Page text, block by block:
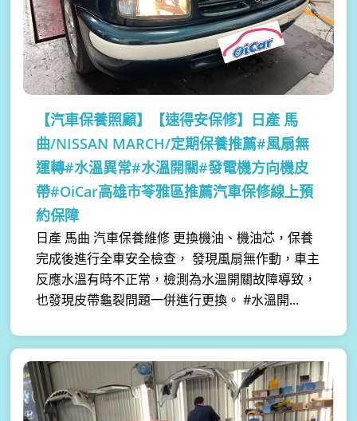
【汽車保養照顧】
【速得安保修】日產 馬
曲/NISSAN MARCH/定期保養推薦#風扇無
運轉#水溫異常#水溫開關#發電機方向機皮
帶#OiCar高雄市苓雅區推薦汽車保修線上預
約保障
日產 馬曲 汽車保養維修 更換機油、機油芯，保養
完成後進行全車安全檢查， 發現風扇無作動，車主
反應水溫有時不正常，檢測為水溫開關故障導致，
也發現皮帶龜裂問題一併進行更換。 #水溫開...